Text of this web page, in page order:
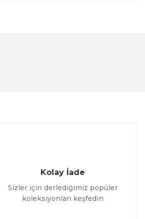
Kolay İade
Sizler için derlediğimiz popüler
koleksiyonları keşfedin